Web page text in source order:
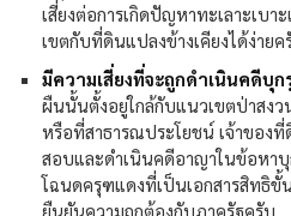
เสี่ยงต่อการเกิดปัญหาทะเลาะเบ
เขตกับที่ดินแปลงข้างเคียงได้ง่ายค
มีความเสี่ยงที่จะถูกดำเนินคดีบุก
ผืนนั้นตั้งอยู่ใกล้กับแนวเขตป่าสง
หรือที่สาธารณประโยชน์ เจ้าของที่
สอบและดำเนินคดีอาญาในข้อหาบุ
โฉนดครุฑแดงที่เป็นเอกสารสิทธิขั้
ยืนยันความถูกต้องกับภาครัฐครับ